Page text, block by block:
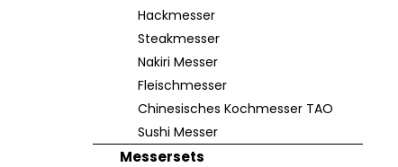
Hackmesser
Steakmesser
Nakiri Messer
Fleischmesser
Chinesisches Kochmesser TAO
Sushi Messer
Messersets